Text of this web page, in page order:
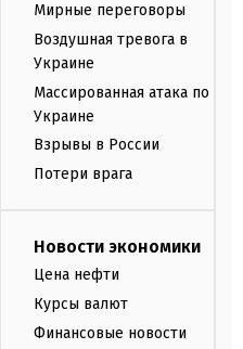
Мирные переговоры
Воздушная тревога в
Украине
Массированная атака по
Украине
Взрывы в России
Потери врага
Новости экономики
Цена нефти
Курсы валют
Финансовые новости